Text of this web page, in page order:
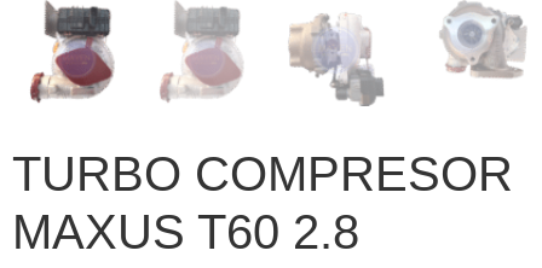
TURBO COMPRESOR
MAXUS T60 2.8